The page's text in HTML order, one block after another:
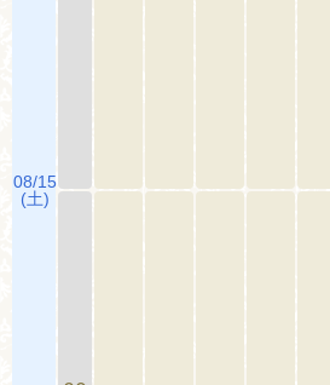
08/15
(土)